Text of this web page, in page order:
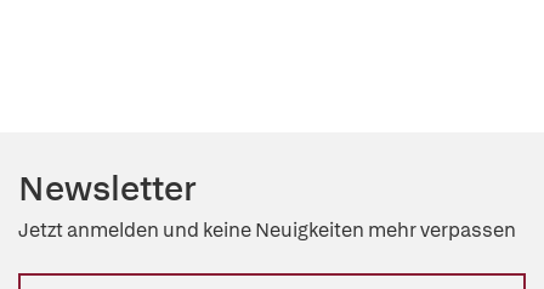
Newsletter
Jetzt anmelden und keine Neuigkeiten mehr verpassen